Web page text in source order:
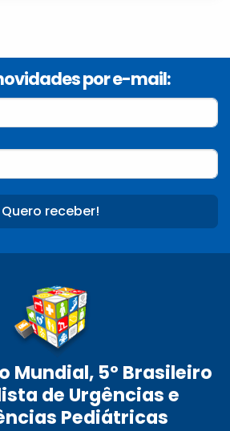
por e-mail:
Quero receber!
Mundial, 5º Brasileiro
de Urgências e
Pediátricas